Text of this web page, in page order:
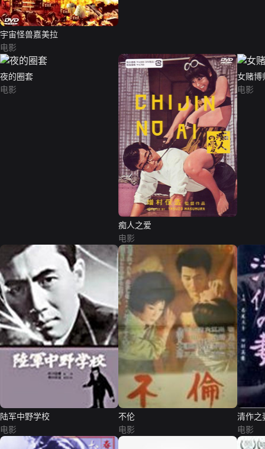
宇宙怪兽嘉美拉
电影
夜的圈套
电影
痴人之爱
电影
女赌博
电影
陆军中野学校
电影
不伦
电影
清作之
电影